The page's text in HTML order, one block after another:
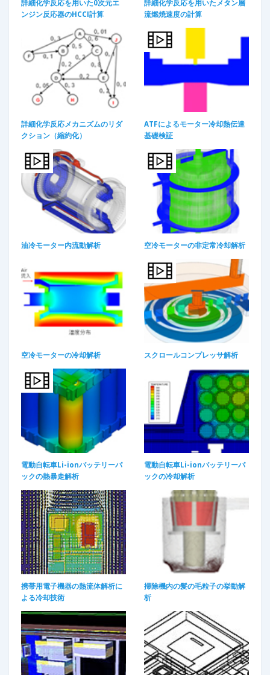
詳細化学反応を用いた0次元エ
ンジン反応器のHCCI計算​
詳細化学反応を用いたメタン層
流燃焼速度の計算​
詳細化学反応メカニズムのリダ
クション（縮約化）​
ATFによるモーター冷却熱伝達
基礎検証
油冷モーター内流動解析 空冷モーターの非定常冷却解析
空冷モーターの冷却解析 スクロールコンプレッサ解析
電動自転車Li-ionバッテリーパ
ックの熱暴走解析​
電動自転車Li-ionバッテリーパ
ックの冷却解析​
携帯用電子機器の熱流体解析に
よる冷却技術
掃除機内の髪の毛粒子の挙動解
析